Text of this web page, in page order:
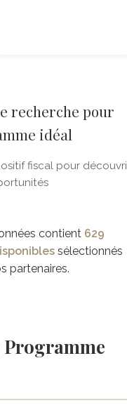
recherche pour
idéal
fiscal pour
contient 629
sélectionnés
partenaires.